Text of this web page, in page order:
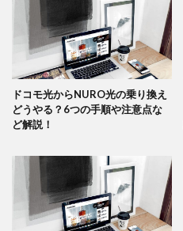
ドコモ光からNURO光の乗り換え
どうやる？6つの手順や注意点な
ど解説！